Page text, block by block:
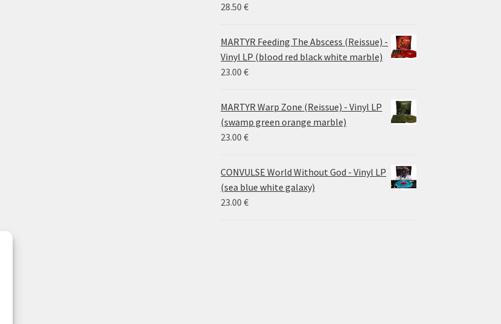
28.50€
MARTYR Feeding The Abscess (Reissue) -
Vinyl LP (blood red black white marble)
23.00€
MARTYR Warp Zone (Reissue) - Vinyl LP
(swamp green orange marble)
23.00€
CONVULSE World Without God - Vinyl LP
(sea blue white galaxy)
23.00€